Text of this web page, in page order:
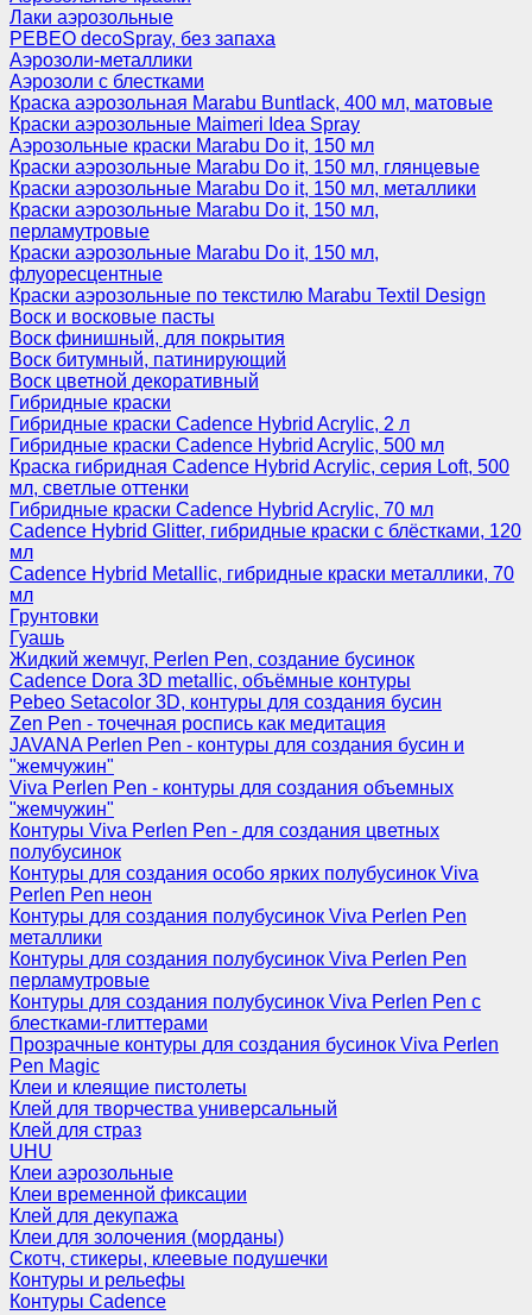
Лаки аэрозольные
PEBEO decoSpray, без запаха
Аэрозоли-металлики
Аэрозоли с блестками
Краска аэрозольная Marabu Buntlack, 400 мл, матовые
Краски аэрозольные Maimeri Idea Spray
Аэрозольные краски Marabu Do it, 150 мл
Краски аэрозольные Marabu Do it, 150 мл, глянцевые
Краски аэрозольные Marabu Do it, 150 мл, металлики
Краски аэрозольные Marabu Do it, 150 мл,
перламутровые
Краски аэрозольные Marabu Do it, 150 мл,
флуоресцентные
Краски аэрозольные по текстилю Marabu Textil Design
Воск и восковые пасты
Воск финишный, для покрытия
Воск битумный, патинирующий
Воск цветной декоративный
Гибридные краски
Гибридные краски Cadence Hybrid Acrylic, 2 л
Гибридные краски Cadence Hybrid Acrylic, 500 мл
Краска гибридная Cadence Hybrid Acrylic, серия Loft, 500
мл, светлые оттенки
Гибридные краски Cadence Hybrid Acrylic, 70 мл
Cadence Hybrid Glitter, гибридные краски с блёстками, 120
мл
Cadence Hybrid Metallic, гибридные краски металлики, 70
мл
Грунтовки
Гуашь
Жидкий жемчуг, Perlen Pen, создание бусинок
Cadence Dora 3D metallic, объёмные контуры
Pebeo Setacolor 3D, контуры для создания бусин
Zen Pen - точечная роспись как медитация
JAVANA Perlen Pen - контуры для создания бусин и
"жемчужин"
Viva Perlen Pen - контуры для создания объемных
"жемчужин"
Контуры Viva Perlen Pen - для создания цветных
полубусинок
Контуры для создания особо ярких полубусинок Viva
Perlen Pen неон
Контуры для создания полубусинок Viva Perlen Pen
металлики
Контуры для создания полубусинок Viva Perlen Pen
перламутровые
Контуры для создания полубусинок Viva Perlen Pen с
блестками-глиттерами
Прозрачные контуры для создания бусинок Viva Perlen
Pen Magic
Клеи и клеящие пистолеты
Клей для творчества универсальный
Клей для страз
UHU
Клеи аэрозольные
Клеи временной фиксации
Клей для декупажа
Клеи для золочения (морданы)
Скотч, стикеры, клеевые подушечки
Контуры и рельефы
Контуры Cadence